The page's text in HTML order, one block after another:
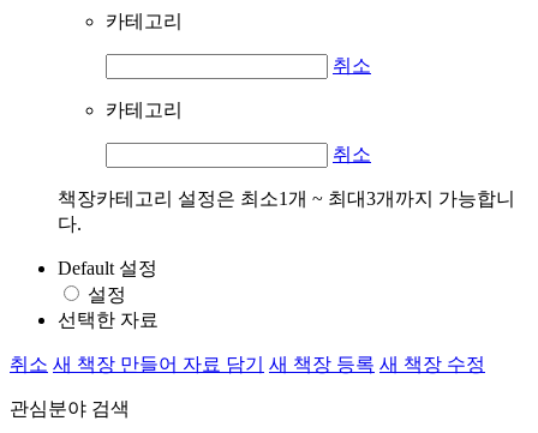
카테고리
취소
카테고리
취소
책장카테고리 설정은 최소1개 ~ 최대3개까지 가능합니
다.
Default 설정
설정
선택한 자료
취소 새 책장 만들어 자료 담기 새 책장 등록 새 책장 수정
관심분야 검색